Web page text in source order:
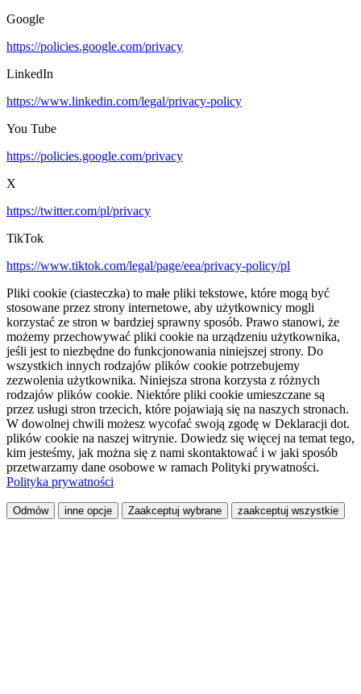
Google
https://policies.google.com/privacy
LinkedIn
https://www.linkedin.com/legal/privacy-policy
You Tube
https://policies.google.com/privacy
X
https://twitter.com/pl/privacy
TikTok
https://www.tiktok.com/legal/page/eea/privacy-policy/pl
Pliki cookie (ciasteczka) to małe pliki tekstowe, które mogą być
stosowane przez strony internetowe, aby użytkownicy mogli
korzystać ze stron w bardziej sprawny sposób. Prawo stanowi, że
możemy przechowywać pliki cookie na urządzeniu użytkownika,
jeśli jest to niezbędne do funkcjonowania niniejszej strony. Do
wszystkich innych rodzajów plików cookie potrzebujemy
zezwolenia użytkownika. Niniejsza strona korzysta z różnych
rodzajów plików cookie. Niektóre pliki cookie umieszczane są
przez usługi stron trzecich, które pojawiają się na naszych stronach.
W dowolnej chwili możesz wycofać swoją zgodę w Deklaracji dot.
plików cookie na naszej witrynie. Dowiedz się więcej na temat tego,
kim jesteśmy, jak można się z nami skontaktować i w jaki sposób
przetwarzamy dane osobowe w ramach Polityki prywatności.
Polityka prywatności
Odmów inne opcje Zaakceptuj wybrane zaakceptuj wszystkie